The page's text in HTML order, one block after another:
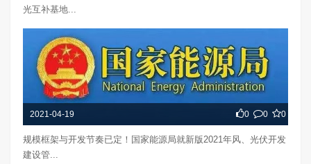
光互补基地...
2021-04-19 0 0 0
规模框架与开发节奏已定！国家能源局就新版2021年风、光伏开发
建设管...